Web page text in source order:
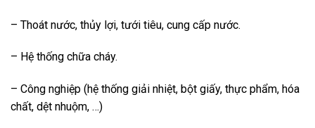
– Thoát nước, thủy lợi, tưới tiêu, cung cấp nước.
– Hệ thống chữa cháy.
– Công nghiệp (hệ thống giải nhiệt, bột giấy, thực phẩm, hóa
chất, dệt nhuộm, …)